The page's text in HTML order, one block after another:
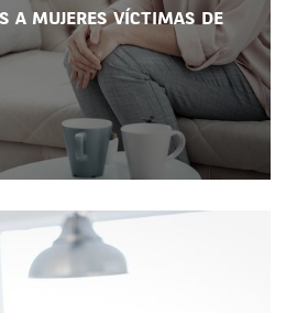
A MUJERES VÍCTIMAS DE